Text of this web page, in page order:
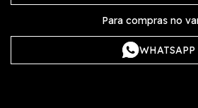
Para compras no
WHATSAPP